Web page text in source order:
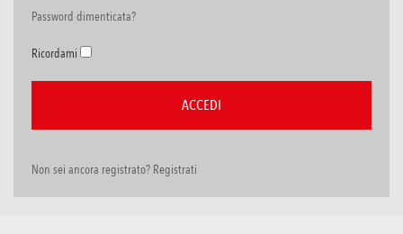
Password dimenticata?
Ricordami
Non sei ancora registrato? Registrati